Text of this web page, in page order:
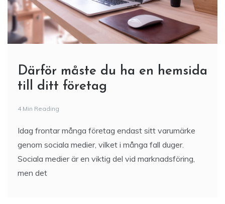
Därför måste du ha en hemsida
till ditt företag
4 Min Reading
Idag frontar många företag endast sitt varumärke
genom sociala medier, vilket i många fall duger.
Sociala medier är en viktig del vid marknadsföring,
men det